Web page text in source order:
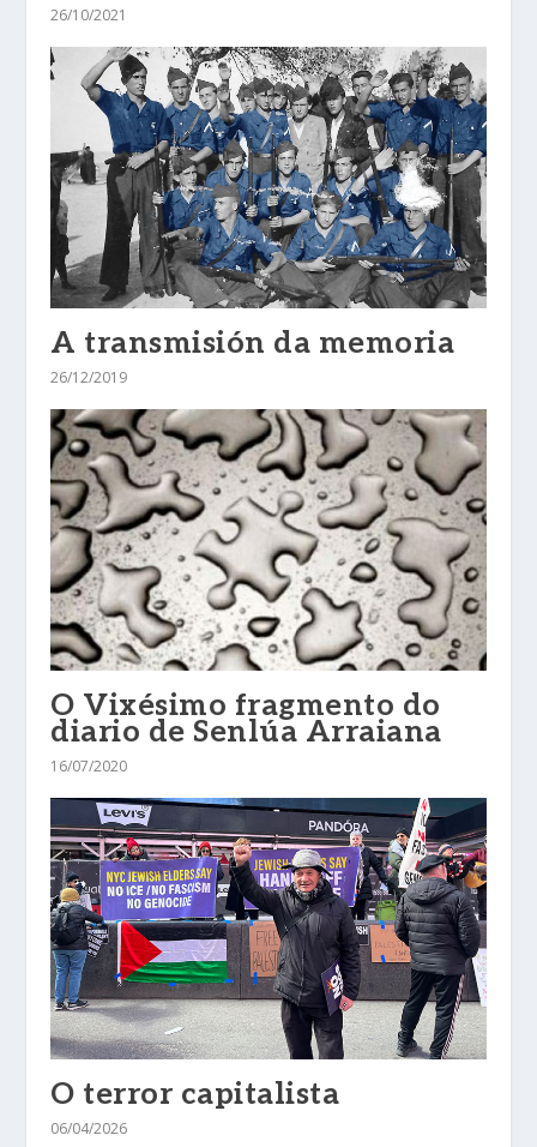
26/10/2021
A transmisión da memoria
26/12/2019
O Vixésimo fragmento do
diario de Senlúa Arraiana
16/07/2020
O terror capitalista
06/04/2026